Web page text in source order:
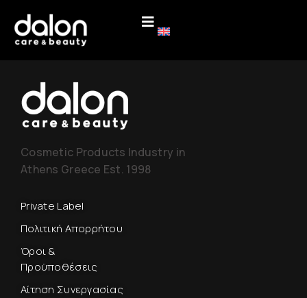
Cosmetic Products Industry in
Athens Greece Est. 1998
Private Label
Πολιτική Απορρήτου
Όροι &
Προϋποθέσεις
Αίτηση Συνεργασίας